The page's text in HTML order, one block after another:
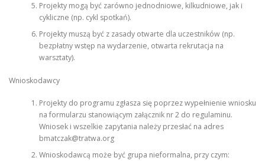
Projekty mogą być zarówno jednodniowe, kilkudniowe, jak i
cykliczne (np. cykl spotkań).
Projekty muszą być z zasady otwarte dla uczestników (np.
bezpłatny wstęp na wydarzenie, otwarta rekrutacja na
warsztaty).
Wnioskodawcy
Projekty do programu zgłasza się poprzez wypełnienie wniosku
na formularzu stanowiącym załącznik nr 2 do regulaminu.
Wniosek i wszelkie zapytania należy przesłać na adres
bmatczak@tratwa.org
Wnioskodawcą może być grupa nieformalna, przy czym: